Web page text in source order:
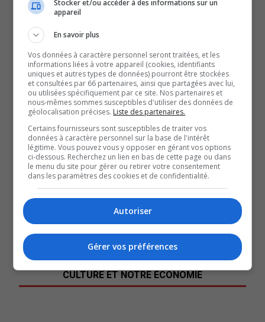
Noranda qui ont un avis défavorable de leur employeur
et qui ne recommanderaient pas à leur entourage
d’occuper un poste à la Ville.
Ces chiffres ont été fournis à RNC média par le Syndicat;
ils viennent d’un sondage commandé par la Ville à la
firme Amélio.
Cette situation pourrait être la genèse d’une vague de
départs majeure chez les cols bleus et blancs.
Anthony Dallaire s’est entretenu avec Geneviève Carrier,
conseillère syndicale au SCFP.
QUESTION DU JOUR
Commentaires
SOUTENIR NOS MÉDIAS, C’EST PROTÉGER NOTRE
CULTURE ET NOTRE ÉCONOMIE
Stocker et/ou accéder à des informations sur un
appareil
En savoir plus
Vos données à caractère personnel seront traitées, et les
informations liées à votre appareil (cookies, identifiants
uniques et autres types de données) pourront être stockées
et consultées par 66 partenaires, ainsi que partagées avec lui,
ou utilisées spécifiquement par ce site. Nos partenaires et
nous-mêmes sommes susceptibles d'utiliser des données de
géolocalisation précises. Liste des partenaires.
Certains fournisseurs sont susceptibles de traiter vos
données à caractère personnel sur la base de l'intérêt
légitime. Vous pouvez vous y opposer en gérant vos options
ci-dessous. Recherchez un lien en bas de cette page ou dans
le menu du site pour gérer ou retirer votre consentement
dans les paramètres des cookies et de confidentialité.
Autoriser
Gérer vos préférences